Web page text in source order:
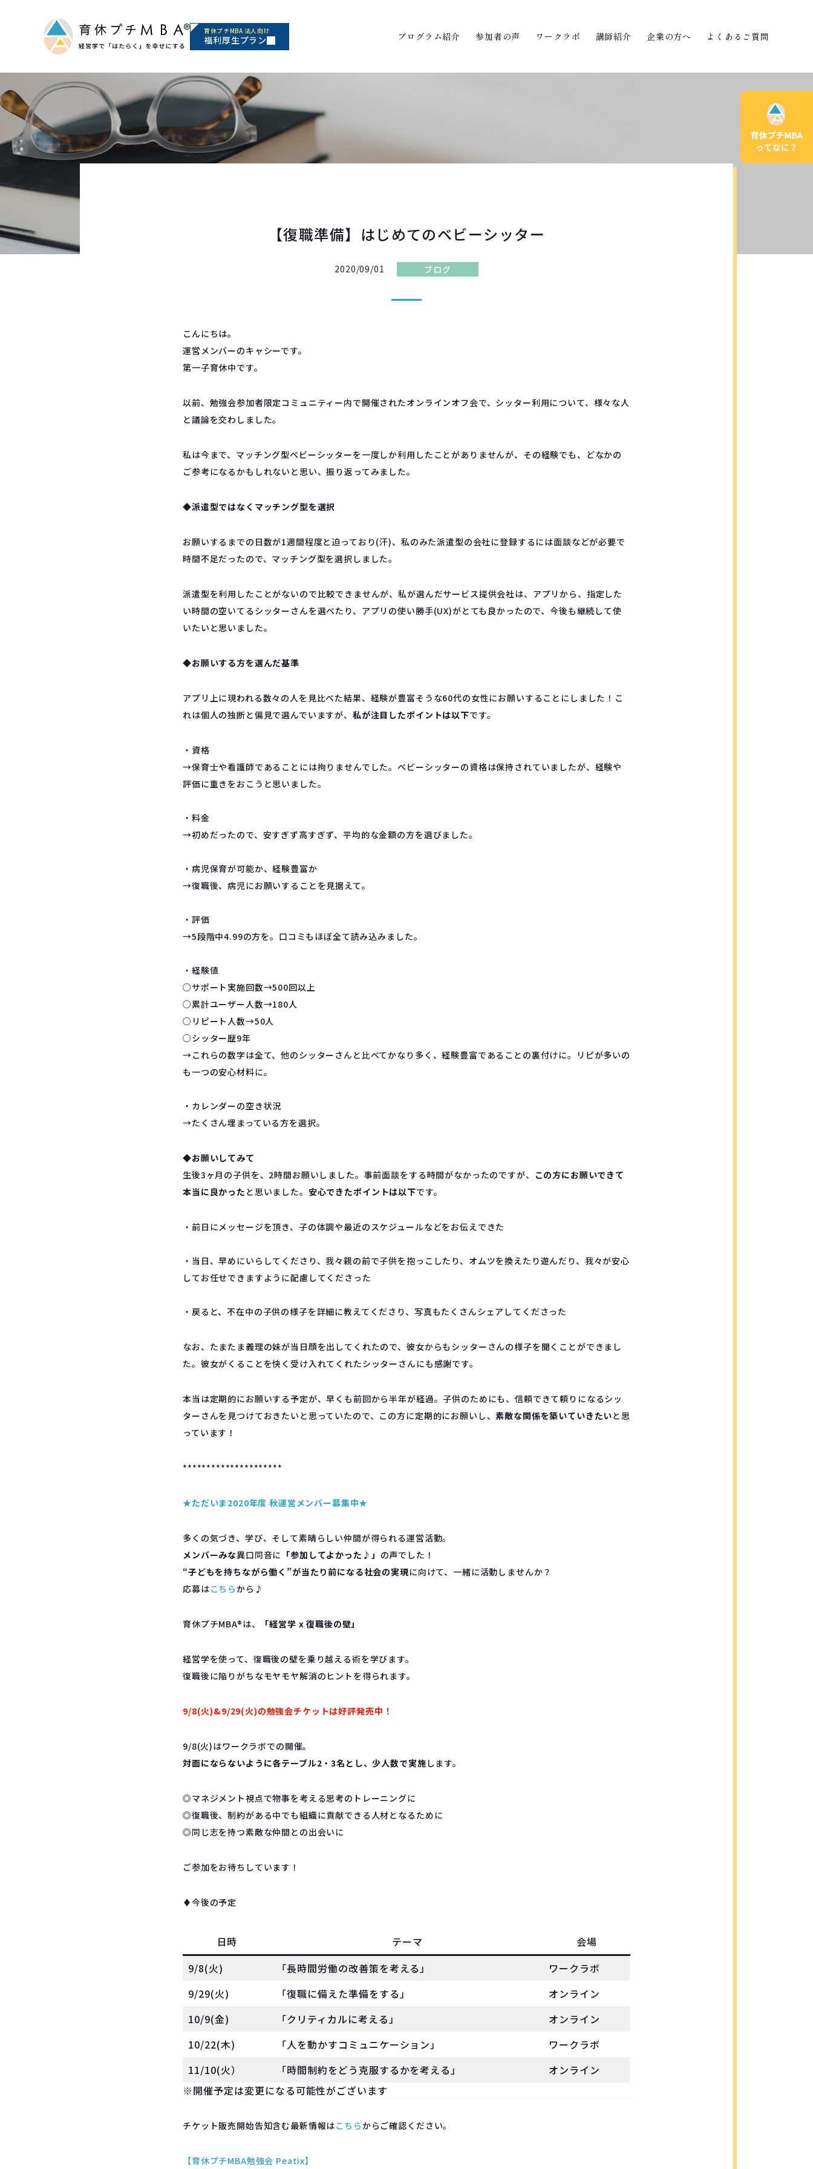
育休プチMBA 法人向け
福利厚生プラン プログラム紹介 参加者の声 ワークラボ 講師紹介 企業の方へ よくあるご質問
【復職準備】はじめてのベビーシッター
2020/09/01 ブログ
こんにちは。
運営メンバーのキャシーです。
第一子育休中です。
以前、勉強会参加者限定コミュニティー内で開催されたオンラインオフ会で、シッター利用について、様々な人
と議論を交わしました。
私は今まで、マッチング型ベビーシッターを一度しか利用したことがありませんが、その経験でも、どなかの
ご参考になるかもしれないと思い、振り返ってみました。
◆派遣型ではなくマッチング型を選択
お願いするまでの日数が1週間程度と迫っており(汗)、私のみた派遣型の会社に登録するには面談などが必要で
時間不足だったので、マッチング型を選択しました。
派遣型を利用したことがないので比較できませんが、私が選んだサービス提供会社は、アプリから、指定した
い時間の空いてるシッターさんを選べたり、アプリの使い勝手(UX)がとても良かったので、今後も継続して使
いたいと思いました。
◆お願いする方を選んだ基準
アプリ上に現われる数々の人を見比べた結果、経験が豊富そうな60代の女性にお願いすることにしました！こ
れは個人の独断と偏見で選んでいますが、 私が注目したポイントは以下です。
・資格
→保育士や看護師であることには拘りませんでした。ベビーシッターの資格は保持されていましたが、経験や
評価に重きをおこうと思いました。
・料金
→初めだったので、安すぎず高すぎず、平均的な金額の方を選びました。
・病児保育が可能か、経験豊富か
→復職後、病児にお願いすることを見据えて。
・評価
→5段階中4.99の方を。口コミもほぼ全て読み込みました。
・経験値
○サポート実施回数→500回以上
○累計ユーザー人数→180人
○リピート人数→50人
○シッター歴9年
→これらの数字は全て、他のシッターさんと比べてかなり多く、経験豊富であることの裏付けに。リピが多いの
も一つの安心材料に。
・カレンダーの空き状況
→たくさん埋まっている方を選択。
◆お願いしてみて
生後3ヶ月の子供を、2時間お願いしました。事前面談をする時間がなかったのですが、 この方にお願いできて
本当に良かった と思いました。 安心できたポイントは以下です。
・前日にメッセージを頂き、子の体調や最近のスケジュールなどをお伝えできた
・当日、早めにいらしてくださり、我々親の前で子供を抱っこしたり、オムツを換えたり遊んだり、我々が安心
してお任せできますように配慮してくださった
・戻ると、不在中の子供の様子を詳細に教えてくださり、写真もたくさんシェアしてくださった
なお、たまたま義理の妹が当日顔を出してくれたので、彼女からもシッターさんの様子を聞くことができまし
た。彼女がくることを快く受け入れてくれたシッターさんにも感謝です。
本当は定期的にお願いする予定が、早くも前回から半年が経過。子供のためにも、信頼できて頼りになるシッ
ターさんを見つけておきたいと思っていたので、この方に定期的にお願いし、素敵な関係を築いていきたいと思
っています！
*********************
★ただいま2020年度 秋運営メンバー募集中★
多くの気づき、学び、そして素晴らしい仲間が得られる運営活動。
メンバーみな異口同音に 「参加してよかった♪」 の声でした！
“子どもを持ちながら働く”が当たり前になる社会の実現に向けて、一緒に活動しませんか？
応募はこちらから♪
育休プチMBA®︎は、 「経営学 x 復職後の壁」
経営学を使って、復職後の壁を乗り越える術を学びます。
復職後に陥りがちなモヤモヤ解消のヒントを得られます。
9/8(火)&9/29(火)の勉強会チケットは好評発売中！
9/8(火)はワークラボでの開催。
対面にならないように各テーブル2・3名とし、少人数で実施 します。
◎マネジメント視点で物事を考える思考のトレーニングに
◎復職後、制約がある中でも組織に貢献できる人材となるために
◎同じ志を持つ素敵な仲間との出会いに
ご参加をお待ちしています！
♦︎今後の予定
日時 テーマ
会場
9/8(火)
「長時間労働の改善策を考える」
ワークラボ
9/29(火)
「復職に備えた準備をする」
オンライン
10/9(金)
「クリティカルに考える」
オンライン
10/22(木)
「人を動かすコミュニケーション」
ワークラボ
11/10(火）
「時間制約をどう克服するかを考える」
オンライン
※開催予定は変更になる可能性がございます
チケット販売開始告知含む最新情報はこちらからご確認ください。
【育休プチMBA勉強会 Peatix】